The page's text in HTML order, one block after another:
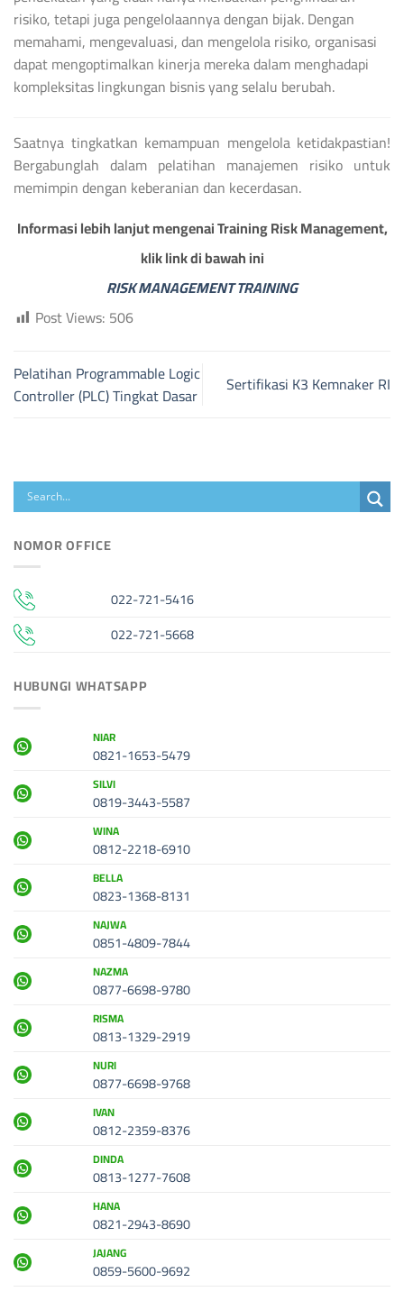
risiko, tetapi juga pengelolaannya dengan bijak. Dengan
memahami, mengevaluasi, dan mengelola risiko, organisasi
dapat mengoptimalkan kinerja mereka dalam menghadapi
kompleksitas lingkungan bisnis yang selalu berubah.
Saatnya tingkatkan kemampuan mengelola ketidakpastian!
Bergabunglah dalam pelatihan manajemen risiko untuk
memimpin dengan keberanian dan kecerdasan.
Informasi lebih lanjut mengenai Training Risk Management,
klik link di bawah ini
RISK MANAGEMENT TRAINING
Post Views: 506
Pelatihan Programmable Logic
Controller (PLC) Tingkat Dasar
Sertifikasi K3 Kemnaker RI
NOMOR OFFICE
022-721-5416
022-721-5668
HUBUNGI WHATSAPP
NIAR
0821-1653-5479
SILVI
0819-3443-5587
WINA
0812-2218-6910
BELLA
0823-1368-8131
NAJWA
0851-4809-7844
NAZMA
0877-6698-9780
RISMA
0813-1329-2919
NURI
0877-6698-9768
IVAN
0812-2359-8376
DINDA
0813-1277-7608
HANA
0821-2943-8690
JAJANG
0859-5600-9692